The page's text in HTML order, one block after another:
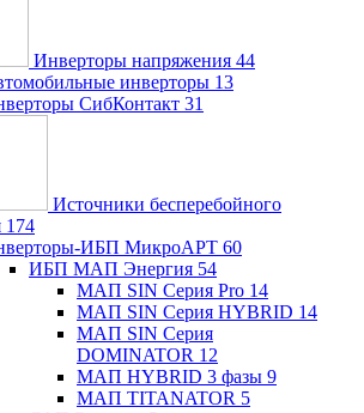
Инверторы напряжения 44
инверторы 13
СибКонтакт 31
Источники бесперебойного
174
ИБП МикроАРТ 60
ИБП МАП Энергия 54
МАП SIN Серия Pro 14
МАП SIN Серия HYBRID 14
МАП SIN Серия
DOMINATOR 12
МАП HYBRID 3 фазы 9
МАП TITANATOR 5